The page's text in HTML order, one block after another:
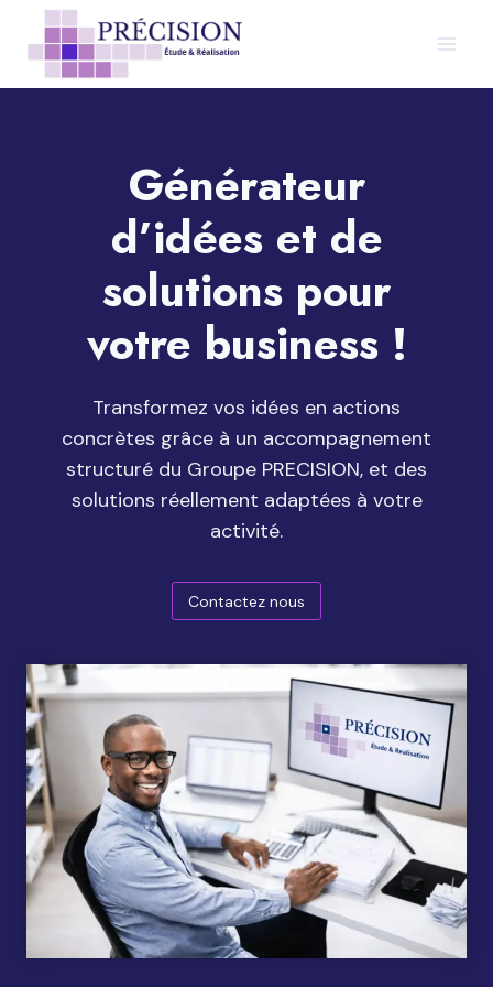
contenu
Générateur
d’idées et de
solutions pour
votre business !
Transformez vos idées en actions
concrètes grâce à un accompagnement
structuré du Groupe PRECISION, et des
solutions réellement adaptées à votre
activité.
Contactez nous